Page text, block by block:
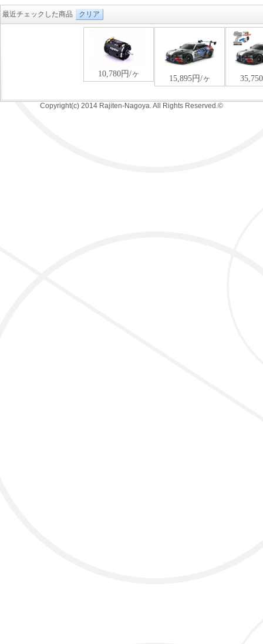
最近チェックした商品 クリア
Copyright(c) 2014 Rajiten-Nagoya. All Rights Reserved.©